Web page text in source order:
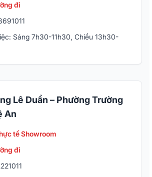
đi
Sáng 7h30-11h30, Chiều 13h30-
Lê Duẩn – Phường Trường
An
tế Showroom
đi